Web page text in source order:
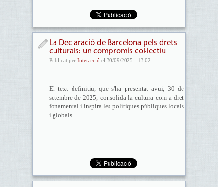
La Declaració de Barcelona pels drets
culturals: un compromís col·lectiu
Publicat per Interacció el 30/09/2025 - 13:02
El text definitiu, que s'ha presentat avui, 30 de
setembre de 2025, consolida la cultura com a dret
fonamental i inspira les polítiques públiques locals
i globals.